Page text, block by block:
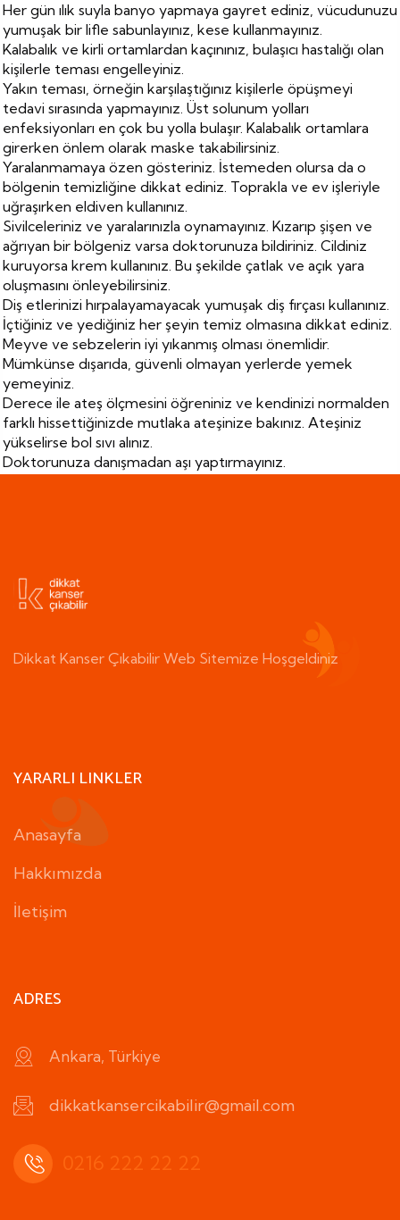
Her gün ılık suyla banyo yapmaya gayret ediniz, vücudunuzu
yumuşak bir lifle sabunlayınız, kese kullanmayınız.
Kalabalık ve kirli ortamlardan kaçınınız, bulaşıcı hastalığı olan
kişilerle teması engelleyiniz.
Yakın teması, örneğin karşılaştığınız kişilerle öpüşmeyi
tedavi sırasında yapmayınız. Üst solunum yolları
enfeksiyonları en çok bu yolla bulaşır. Kalabalık ortamlara
girerken önlem olarak maske takabilirsiniz.
Yaralanmamaya özen gösteriniz. İstemeden olursa da o
bölgenin temizliğine dikkat ediniz. Toprakla ve ev işleriyle
uğraşırken eldiven kullanınız.
Sivilceleriniz ve yaralarınızla oynamayınız. Kızarıp şişen ve
ağrıyan bir bölgeniz varsa doktorunuza bildiriniz. Cildiniz
kuruyorsa krem kullanınız. Bu şekilde çatlak ve açık yara
oluşmasını önleyebilirsiniz.
Diş etlerinizi hırpalayamayacak yumuşak diş fırçası kullanınız.
İçtiğiniz ve yediğiniz her şeyin temiz olmasına dikkat ediniz.
Meyve ve sebzelerin iyi yıkanmış olması önemlidir.
Mümkünse dışarıda, güvenli olmayan yerlerde yemek
yemeyiniz.
Derece ile ateş ölçmesini öğreniniz ve kendinizi normalden
farklı hissettiğinizde mutlaka ateşinize bakınız. Ateşiniz
yükselirse bol sıvı alınız.
Doktorunuza danışmadan aşı yaptırmayınız.
Dikkat Kanser Çıkabilir Web Sitemize Hoşgeldiniz
YARARLI LINKLER
Anasayfa
Hakkımızda
İletişim
ADRES
Ankara, Türkiye
dikkatkansercikabilir@gmail.com
0216 222 22 22